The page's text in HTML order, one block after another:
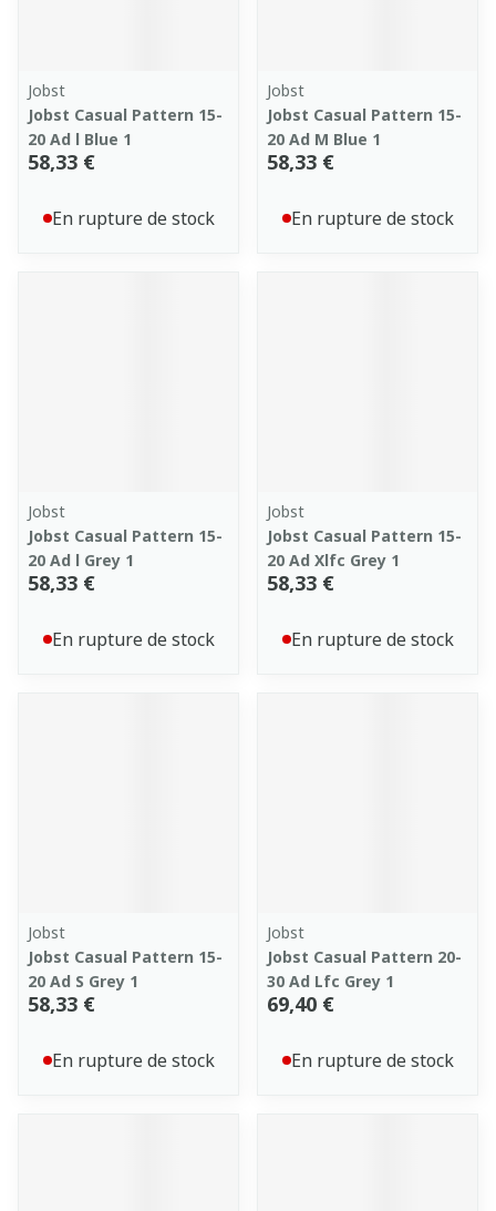
Jobst
Jobst Casual Pattern 15-
20 Ad l Blue 1
58,33 €
En rupture de stock
Jobst
Jobst Casual Pattern 15-
20 Ad M Blue 1
58,33 €
En rupture de stock
Jobst
Jobst Casual Pattern 15-
20 Ad l Grey 1
58,33 €
En rupture de stock
Jobst
Jobst Casual Pattern 15-
20 Ad Xlfc Grey 1
58,33 €
En rupture de stock
Jobst
Jobst Casual Pattern 15-
20 Ad S Grey 1
58,33 €
En rupture de stock
Jobst
Jobst Casual Pattern 20-
30 Ad Lfc Grey 1
69,40 €
En rupture de stock